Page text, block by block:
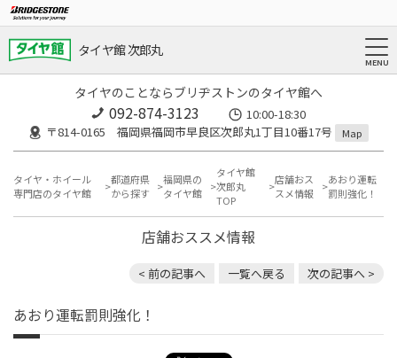
タイヤ館 次郎丸
タイヤのことならブリヂストンのタイヤ館へ
092-874-3123
10:00-18:30
〒814-0165 福岡県福岡市早良区次郎丸1丁目10番17号
Map
タイヤ・ホイール
専門店のタイヤ館
都道府県
から探す
福岡県の
タイヤ館
タイヤ館
次郎丸
TOP
店舗おス
スメ情報
あおり運転
罰則強化！
店舗おススメ情報
< 前の記事へ 一覧へ戻る 次の記事へ >
あおり運転罰則強化！